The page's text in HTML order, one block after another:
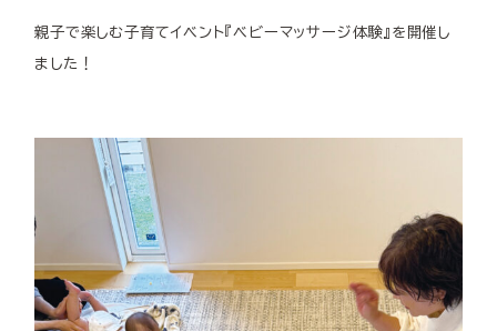
親子で楽しむ子育てイベント『ベビーマッサージ体験』を開催し
ました！